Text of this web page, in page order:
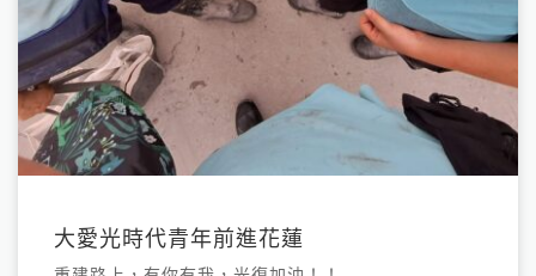
大愛光時代青年前進花蓮